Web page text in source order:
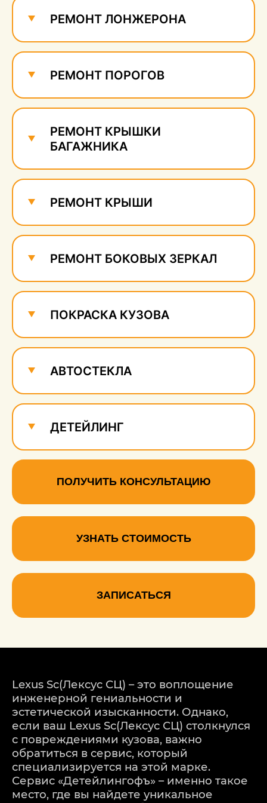
РЕМОНТ ЛОНЖЕРОНА
РЕМОНТ ПОРОГОВ
РЕМОНТ КРЫШКИ
БАГАЖНИКА
РЕМОНТ КРЫШИ
РЕМОНТ БОКОВЫХ ЗЕРКАЛ
ПОКРАСКА КУЗОВА
АВТОСТЕКЛА
ДЕТЕЙЛИНГ
ПОЛУЧИТЬ КОНСУЛЬТАЦИЮ
УЗНАТЬ СТОИМОСТЬ
ЗАПИСАТЬСЯ
Lexus Sc(Лексус СЦ) – это воплощение
инженерной гениальности и
эстетической изысканности. Однако,
если ваш Lexus Sc(Лексус СЦ) столкнулся
с повреждениями кузова, важно
обратиться в сервис, который
специализируется на этой марке.
Сервис «Детейлингофъ» – именно такое
место, где вы найдете уникальное